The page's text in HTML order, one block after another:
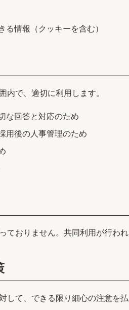
情報（クッキーを含む）
で、適切に利用します。
な回答と対応のため
用後の人事管理のため
おりません。共同利用が行わ
て、できる限り細心の注意を払